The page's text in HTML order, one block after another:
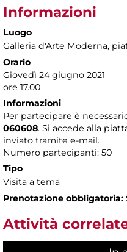
Informazioni
Luogo
Galleria d'Arte Moderna,
Orario
Giovedì 24 giugno 2021
ore 17.00
Informazioni
Per partecipare è
060608. Si accede alla
inviato tramite e-mail.
Numero partecipanti: 50
Tipo
Visita a tema
Prenotazione obbligatoria:
Attività